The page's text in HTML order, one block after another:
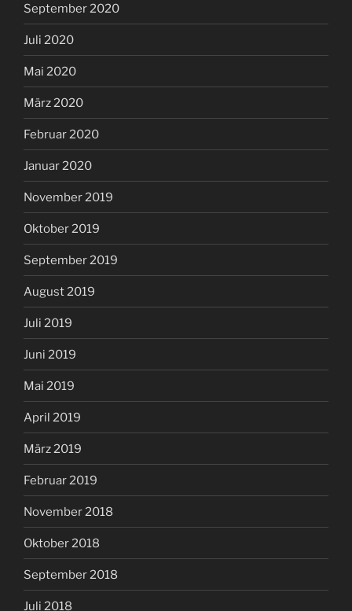
September 2020
Juli 2020
Mai 2020
März 2020
Februar 2020
Januar 2020
November 2019
Oktober 2019
September 2019
August 2019
Juli 2019
Juni 2019
Mai 2019
April 2019
März 2019
Februar 2019
November 2018
Oktober 2018
September 2018
Juli 2018